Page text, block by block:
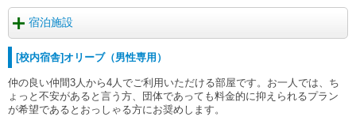
宿泊施設
[校内宿舎]オリーブ（男性専用）
仲の良い仲間3人から4人でご利用いただける部屋です。お一人では、ち
ょっと不安があると言う方、団体であっても料金的に抑えられるプラン
が希望であるとおっしゃる方にお奨めします。